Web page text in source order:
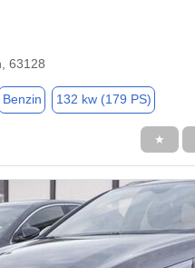
63128
Benzin 132 kw (179 PS)
★